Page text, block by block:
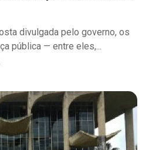
divulgada pelo governo, os
pública — entre eles,...